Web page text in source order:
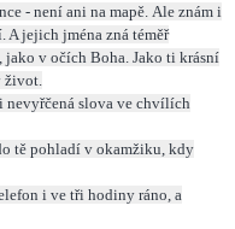
- není ani na mapě. Ale znám i
A jejich jména zná téměř
v očích Boha. Jako ti krásní
život.
nevyřčená slova ve chvílích
tě pohladí v okamžiku, kdy
i ve tři hodiny ráno, a